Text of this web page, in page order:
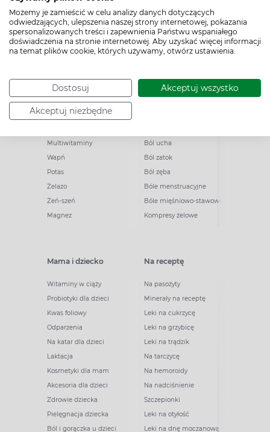
Możemy je zamieścić w celu analizy danych dotyczących
odwiedzających, ulepszenia naszej strony internetowej, pokazania
spersonalizowanych treści i zapewnienia Państwu wspaniałego
doświadczenia na stronie internetowej. Aby uzyskać więcej informacji
na temat plików cookie, których używamy, otwórz ustawienia.
Dostosuj Akceptuj wszystko
Akceptuj niezbędne
Woda morska
Witaminy i minerały
Witamina B12
Kwasy omega
Witaminy dla dzieci
Multiwitaminy
Wapń
Potas
Żelazo
Żeń-szeń
Magnez
Ból
Ból gardła
Ból głowy
Ból ucha
Ból zatok
Ból zęba
Bóle menstruacyjne
Bóle mięśniowo-stawowe
Kompresy żelowe
Mama i dziecko
Witaminy w ciąży
Probiotyki dla dzieci
Kwas foliowy
Odparzenia
Na katar dla dzieci
Laktacja
Kosmetyki dla mam
Akcesoria dla dzieci
Zdrowie dziecka
Pielęgnacja dziecka
Ból i gorączka u dzieci
Na receptę
Na pasożyty
Minerały na receptę
Leki na cukrzycę
Leki na grzybicę
Leki na trądzik
Na tarczycę
Na hemoroidy
Na nadciśnienie
Szczepionki
Leki na otyłość
Leki na dnę moczanową